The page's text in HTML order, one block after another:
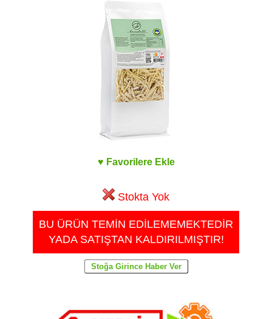
♥ Favorilere Ekle
Stokta Yok
BU ÜRÜN TEMİN EDİLEMEMEKTEDİR
YADA SATIŞTAN KALDIRILMIŞTIR!